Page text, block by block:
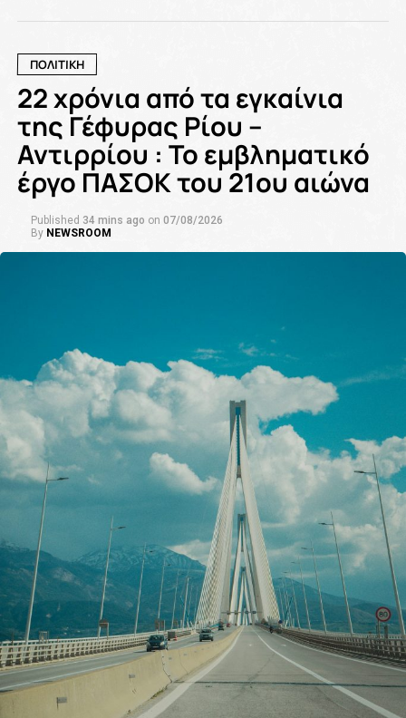
ΠΟΛΙΤΙΚΗ
22 χρόνια από τα εγκαίνια
της Γέφυρας Ρίου –
Αντιρρίου : Το εμβληματικό
έργο ΠΑΣΟΚ του 21ου αιώνα
Published 34 mins ago on 07/08/2026
By NEWSROOM